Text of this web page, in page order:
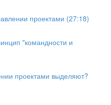
проектами (27:18)
"командности и
проектами выделяют?